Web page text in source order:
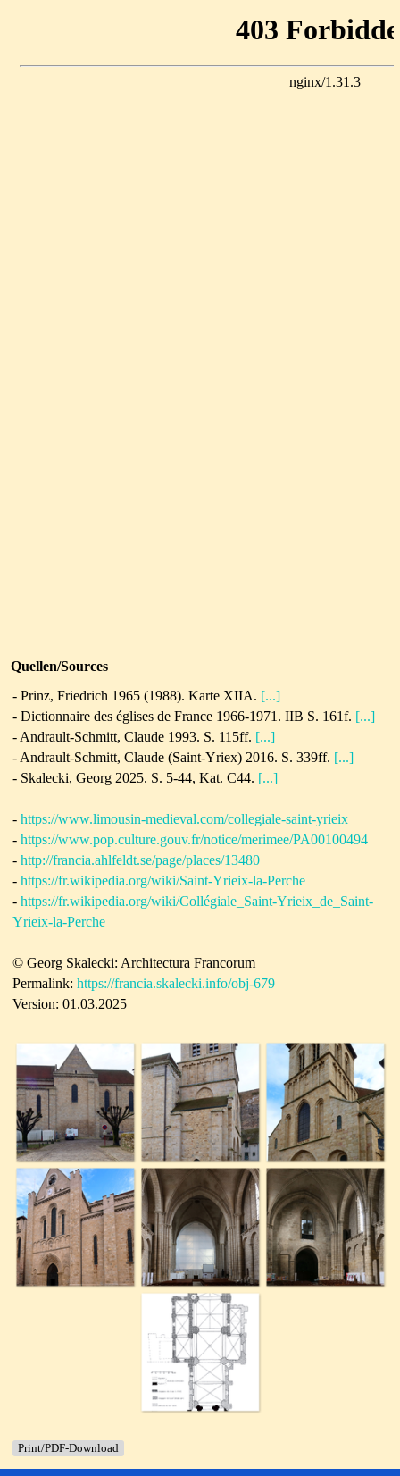
Quellen/Sources
- Prinz, Friedrich 1965 (1988). Karte XIIA. [...]
- Dictionnaire des églises de France 1966-1971. IIB S. 161f. [...]
- Andrault-Schmitt, Claude 1993. S. 115ff. [...]
- Andrault-Schmitt, Claude (Saint-Yriex) 2016. S. 339ff. [...]
- Skalecki, Georg 2025. S. 5-44, Kat. C44. [...]
- https://www.limousin-medieval.com/collegiale-saint-yrieix
- https://www.pop.culture.gouv.fr/notice/merimee/PA00100494
- http://francia.ahlfeldt.se/page/places/13480
- https://fr.wikipedia.org/wiki/Saint-Yrieix-la-Perche
- https://fr.wikipedia.org/wiki/Collégiale_Saint-Yrieix_de_Saint-
Yrieix-la-Perche
© Georg Skalecki: Architectura Francorum
Permalink: https://francia.skalecki.info/obj-679
Version: 01.03.2025
Print/PDF-Download